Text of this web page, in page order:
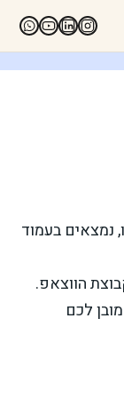
נמצאים בעמוד
הווצאפ.
לכם